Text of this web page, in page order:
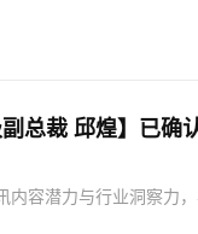
总裁 邱煌】已确
容潜力与行业洞察力，